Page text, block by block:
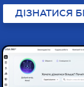
ДІЗНАТИСЯ